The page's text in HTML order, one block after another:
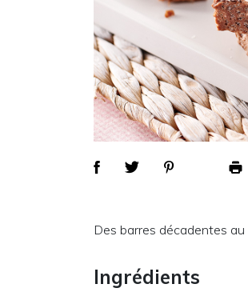
Des barres décadentes
Ingrédients